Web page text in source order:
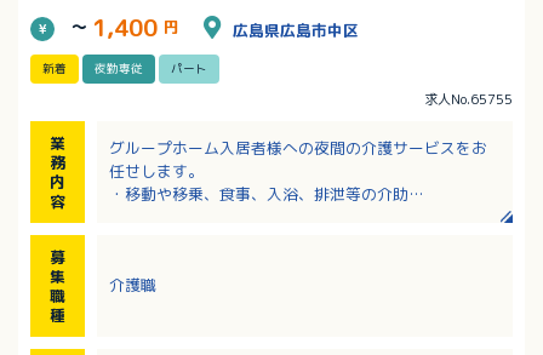
～ 1,400 円 広島県広島市中区
新着 夜勤専従 パート
求人No.65755
業
務
内
容
グループホーム入居者様への夜間の介護サービスをお
任せします。
・移動や移乗、食事、入浴、排泄等の介助
募
集
職
種
介護職